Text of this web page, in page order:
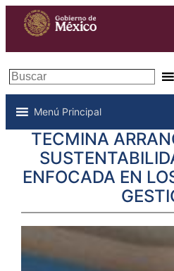
Buscar
Menú Principal
TECMINA
ENFOCADA EN